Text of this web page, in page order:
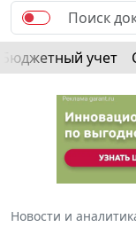
Бюджетный учет
Новости и